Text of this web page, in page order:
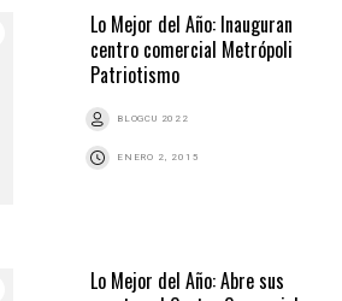
Lo Mejor del Año: Inauguran
centro comercial Metrópoli
Patriotismo
BLOGCU 2022
ENERO 2, 2015
Lo Mejor del Año: Abre sus